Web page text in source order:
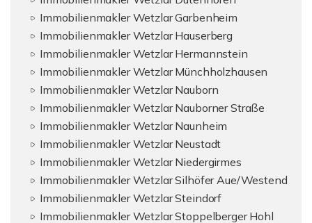
Immobilienmakler Wetzlar Garbenheim
Immobilienmakler Wetzlar Hauserberg
Immobilienmakler Wetzlar Hermannstein
Immobilienmakler Wetzlar Münchholzhausen
Immobilienmakler Wetzlar Nauborn
Immobilienmakler Wetzlar Nauborner Straße
Immobilienmakler Wetzlar Naunheim
Immobilienmakler Wetzlar Neustadt
Immobilienmakler Wetzlar Niedergirmes
Immobilienmakler Wetzlar Silhöfer Aue/Westend
Immobilienmakler Wetzlar Steindorf
Immobilienmakler Wetzlar Stoppelberger Hohl